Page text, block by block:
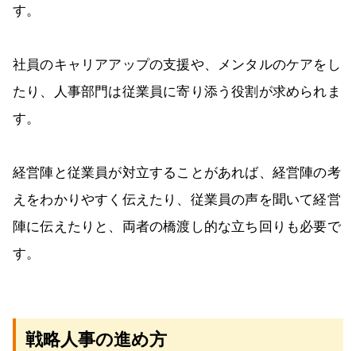
す。
社員のキャリアアップの支援や、メンタルのケアをし
たり、人事部門は従業員に寄り添う役割が求められま
す。
経営陣と従業員が対立することがあれば、経営陣の考
えをわかりやすく伝えたり、従業員の声を聞いて経営
陣に伝えたりと、両者の橋渡し的な立ち回りも必要で
す。
戦略人事の進め方